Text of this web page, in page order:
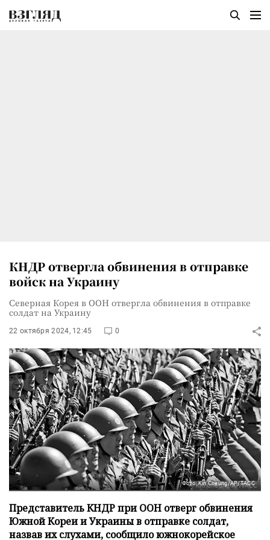
КНДР отвергла обвинения в отправке
войск на Украину
Северная Корея в ООН отвергла обвинения в отправке
солдат на Украину
22 октября 2024, 12:45 0
Фото: Kin Cheung/AP/ТАСС
Представитель КНДР при ООН отверг обвинения
Южной Кореи и Украины в отправке солдат,
назвав их слухами, сообщило южнокорейское